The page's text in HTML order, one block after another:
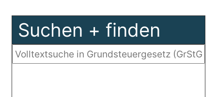
Suchen + finden